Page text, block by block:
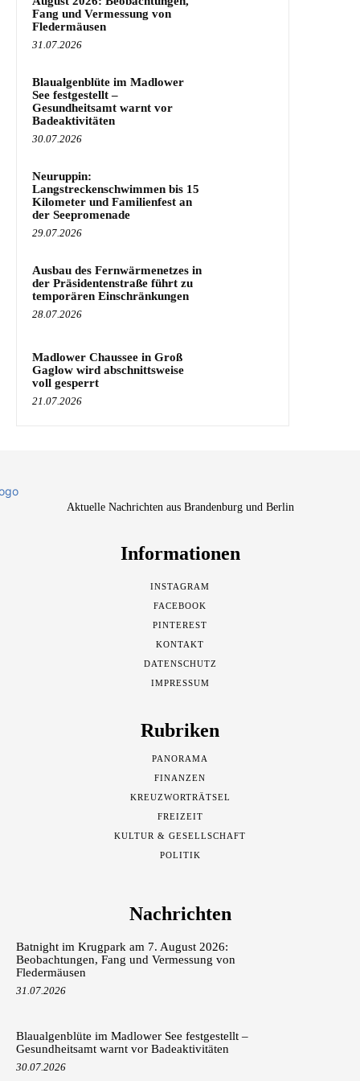
Fang und Vermessung von
Fledermäusen
31.07.2026
Blaualgenblüte im Madlower
See festgestellt –
Gesundheitsamt warnt vor
Badeaktivitäten
30.07.2026
Neuruppin:
Langstreckenschwimmen bis 15
Kilometer und Familienfest an
der Seepromenade
29.07.2026
Ausbau des Fernwärmenetzes in
der Präsidentenstraße führt zu
temporären Einschränkungen
28.07.2026
Madlower Chaussee in Groß
Gaglow wird abschnittsweise
voll gesperrt
21.07.2026
Aktuelle Nachrichten aus Brandenburg und Berlin
Informationen
INSTAGRAM
FACEBOOK
PINTEREST
KONTAKT
DATENSCHUTZ
IMPRESSUM
Rubriken
PANORAMA
FINANZEN
KREUZWORTRÄTSEL
FREIZEIT
KULTUR & GESELLSCHAFT
POLITIK
Nachrichten
Batnight im Krugpark am 7. August 2026:
Beobachtungen, Fang und Vermessung von
Fledermäusen
31.07.2026
Blaualgenblüte im Madlower See festgestellt –
Gesundheitsamt warnt vor Badeaktivitäten
30.07.2026